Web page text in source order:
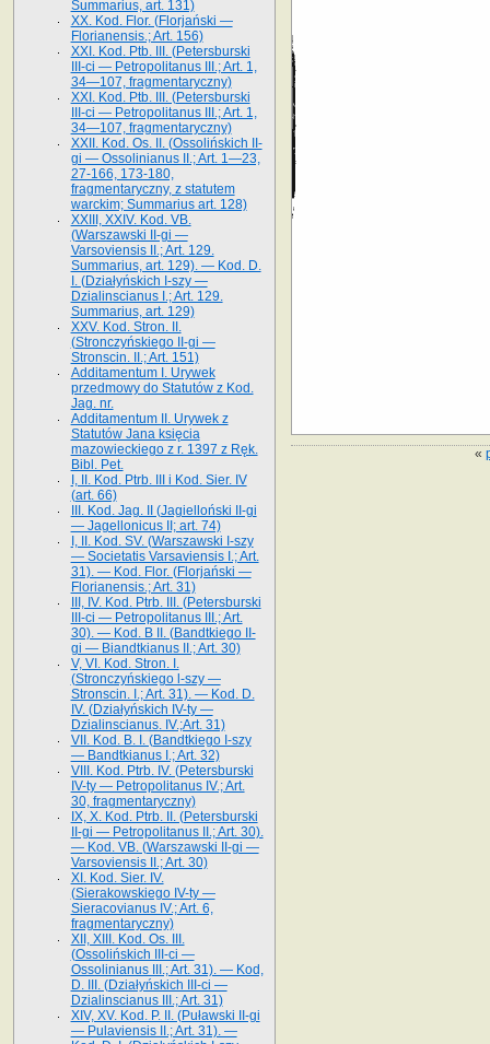
«
Summarius, art. 131)
XX. Kod. Flor. (Florjański —
Florianensis.; Art. 156)
XXI. Kod. Ptb. III. (Petersburski
III-ci — Petropolitanus III.; Art. 1,
34—107, fragmentaryczny)
XXI. Kod. Ptb. III. (Petersburski
III-ci — Petropolitanus III.; Art. 1,
34—107, fragmentaryczny)
XXII. Kod. Os. II. (Ossolińskich II-
gi — Ossolinianus II.; Art. 1—23,
27-166, 173-180,
fragmentaryczny, z statutem
warckim; Summarius art. 128)
XXIII, XXIV. Kod. VB.
(Warszawski II-gi —
Varsoviensis II.; Art. 129.
Summarius, art. 129). — Kod. D.
I. (Działyńskich I-szy —
Dzialinscianus I.; Art. 129.
Summarius, art. 129)
XXV. Kod. Stron. II.
(Stronczyńskiego II-gi —
Stronscin. II.; Art. 151)
Additamentum I. Urywek
przedmowy do Statutów z Kod.
Jag. nr.
Additamentum II. Urywek z
Statutów Jana księcia
mazowieckiego z r. 1397 z Ręk.
Bibl. Pet.
I, II. Kod. Ptrb. III i Kod. Sier. IV
(art. 66)
III. Kod. Jag. II (Jagielloński II-gi
— Jagellonicus II; art. 74)
I, II. Kod. SV. (Warszawski I-szy
— Societatis Varsaviensis I.; Art.
31). — Kod. Flor. (Florjański —
Florianensis.; Art. 31)
III, IV. Kod. Ptrb. III. (Petersburski
III-ci — Petropolitanus III.; Art.
30). — Kod. B II. (Bandtkiego II-
gi — Biandtkianus II.; Art. 30)
V, VI. Kod. Stron. I.
(Stronczyńskiego l-szy —
Stronscin. I.; Art. 31). — Kod. D.
IV. (Działyńskich IV-ty —
Dzialinscianus. IV.;Art. 31)
VII. Kod. B. I. (Bandtkiego I-szy
— Bandtkianus I.; Art. 32)
VIII. Kod. Ptrb. IV. (Petersburski
IV-ty — Petropolitanus IV.; Art.
30, fragmentaryczny)
IX, X. Kod. Ptrb. II. (Petersburski
II-gi — Petropolitanus II.; Art. 30).
— Kod. VB. (Warszawski II-gi —
Varsoviensis II.; Art. 30)
XI. Kod. Sier. IV.
(Sierakowskiego IV-ty —
Sieracovianus IV.; Art. 6,
fragmentaryczny)
XII, XIII. Kod. Os. III.
(Ossolińskich III-ci —
Ossolinianus III.; Art. 31). — Kod,
D. III. (Działyńskich III-ci —
Dzialinscianus III.; Art. 31)
XIV, XV. Kod. P. II. (Puławski II-gi
— Pulaviensis II.; Art. 31). —